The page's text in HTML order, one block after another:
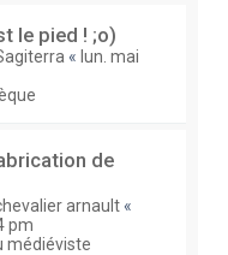
le pied ! ;o)
« lun. mai
de
arnault «
pm
médiéviste